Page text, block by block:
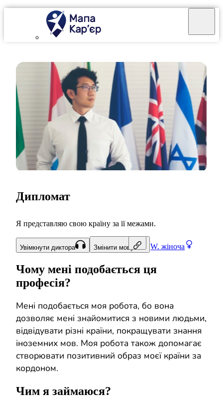
W. жіноча
Дипломат
Я представляю свою країну за її межами.
Увімкнути диктора Змінити мову
Чому мені подобається ця
професія?
Мені подобається моя робота, бо вона
дозволяє мені знайомитися з новими людьми,
відвідувати різні країни, покращувати знання
іноземних мов. Моя робота також допомагає
створювати позитивний образ моєї країни за
кордоном.
Чим я займаюся?